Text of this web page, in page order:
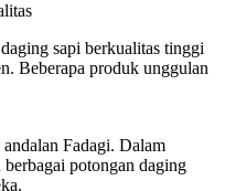
sapi berkualitas tinggi
Beberapa produk unggulan
Fadagi. Dalam
potongan daging